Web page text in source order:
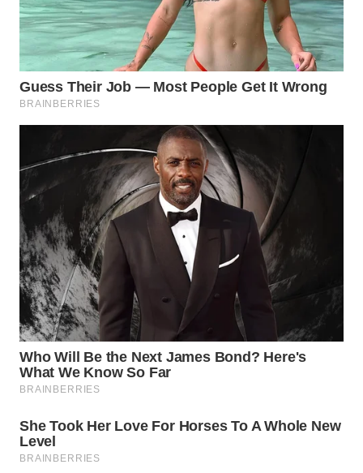
WAHANA
SPORT
WAHANA
UMKM
SELEB
WAHANA
PERSONA
WAHANA
OTOMOTIF
WAHANA
HEALTH
WAHANA
WISATA
LAPAK